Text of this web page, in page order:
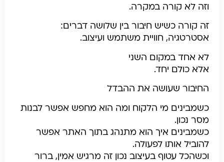
וזה לא קורה במקרה.
זה קורה כשיש חיבור בין שלושה דברים:
אסטרטגיה, חוויית משתמש ועיצוב.
לא אחד במקום השני
אלא כולם יחד.
החיבור שעושה את ההבדל
כשמבינים מי הלקוח ומה הוא מחפש אפשר לבנות
מסר נכון.
כשמבינים איך הוא מתנהג בתוך האתר אפשר
להוביל אותו לפעולה.
וכשהכל עטוף בעיצוב נכון זה מרגיש אמין, ברור